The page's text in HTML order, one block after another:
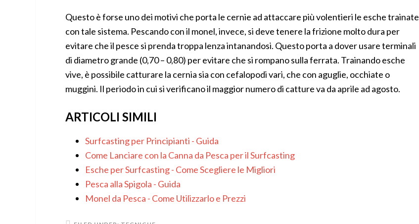
Questo è forse uno dei motivi che porta le cernie ad attaccare più volentieri le esche trainate
con tale sistema. Pescando con il monel, invece, si deve tenere la frizione molto dura per
evitare che il pesce si prenda troppa lenza intanandosi. Questo porta a dover usare terminali
di diametro grande (0,70 – 0,80) per evitare che si rompano sulla ferrata. Trainando esche
vive, è possibile catturare la cernia sia con cefalopodi vari, che con aguglie, occhiate o
muggini. Il periodo in cui si verificano il maggior numero di catture va da aprile ad agosto.
ARTICOLI SIMILI
Surfcasting per Principianti - Guida
Come Lanciare con la Canna da Pesca per il Surfcasting
Esche per Surfcasting - Come Scegliere le Migliori
Pesca alla Spigola - Guida
Monel da Pesca - Come Utilizzarlo e Prezzi